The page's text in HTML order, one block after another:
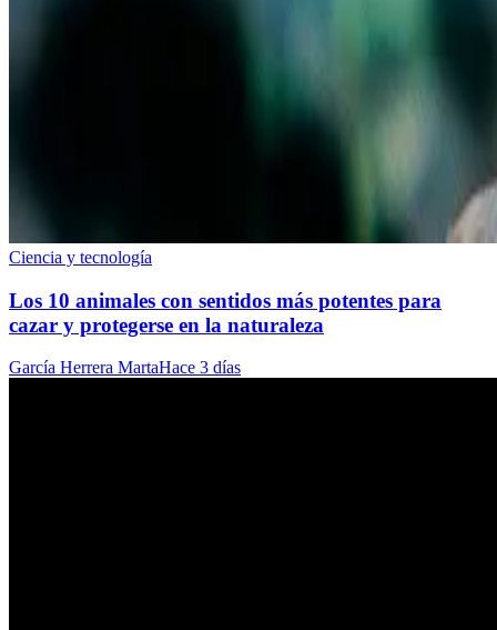
Ciencia y tecnología
Los 10 animales con sentidos más potentes para
cazar y protegerse en la naturaleza
García Herrera MartaHace 3 días